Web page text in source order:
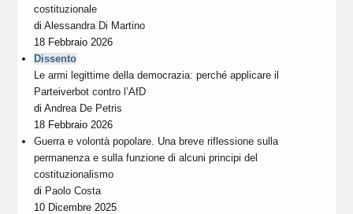
costituzionale
diAlessandra Di Martino
18 Febbraio 2026
Dissento
Le armi legittime della democrazia: perché applicare il
Parteiverbot contro l’AfD
diAndrea De Petris
18 Febbraio 2026
Guerra e volontà popolare. Una breve riflessione sulla
permanenza e sulla funzione di alcuni principi del
costituzionalismo
di Paolo Costa
10 Dicembre 2025